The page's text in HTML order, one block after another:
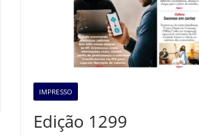
IMPRESSO
Edição 1299